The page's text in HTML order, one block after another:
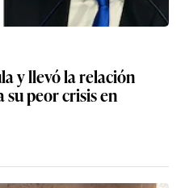
y llevó la relación
peor crisis en